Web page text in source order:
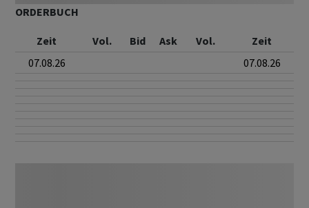
ORDERBUCH
Zeit Vol. Bid Ask Vol.
Zeit
07.08.26
07.08.26